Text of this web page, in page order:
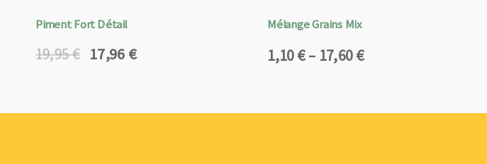
Piment Fort Détail
19,95€
Le
était :
17,96 €
Le
est :
Mélange Grains Mix
1,10€– 17,60€
Plage
1,10 €